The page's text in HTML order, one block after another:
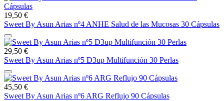
19,50 €
Sweet By Asun Arias nº4 ANHE Salud de las Mucosas 30 Cápsulas
29,50 €
Sweet By Asun Arias nº5 D3up Multifunción 30 Perlas
45,50 €
Sweet By Asun Arias nº6 ARG Reflujo 90 Cápsulas